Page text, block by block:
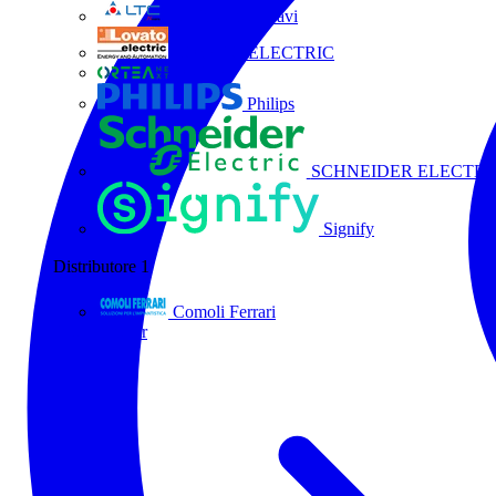
La Triveneta Cavi
LOVATO ELECTRIC
Philips
SCHNEIDER
Signify
Distributore 1
Comoli Ferrari
Tutti i partner